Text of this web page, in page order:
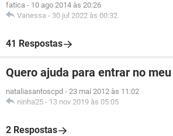
fatica - 10 ago 2014 às 20:26
Vanessa - 30 jul 2022 às 00:32
41 Respostas
Quero ajuda para entrar no
nataliasantoscpd - 23 mai 2012 às 11:02
ninha25 - 13 nov 2019 às 05:05
2 Respostas